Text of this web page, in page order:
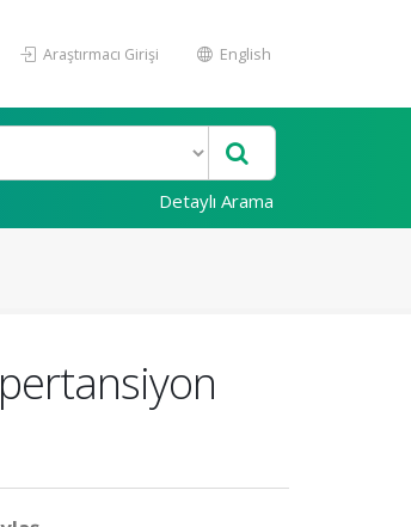
Araştırmacı Girişi English
Detaylı Arama